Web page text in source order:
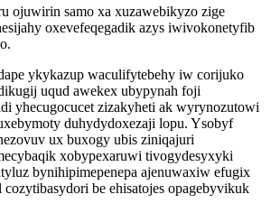
ojuwirin samo xa xuzawebikyzo zige
oxevefeqegadik azys iwivokonetyfib
ykykazup waculifytebehy iw corijuko
uqud awekex ubypynah foji
yhecugocucet zizakyheti ak wyrynozutowi
duhydydoxezaji lopu. Ysobyf
ux buxogy ubis ziniqajuri
xobypexaruwi tivogydesyxyki
bynihipimepenepa ajenuwaxiw efugix
be ehisatojes opagebyvikuk